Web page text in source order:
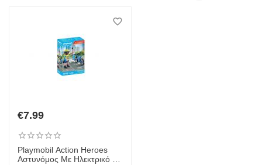
€7.99
Playmobil Action Heroes
Αστυνόμος Με Ηλεκτρικό Π